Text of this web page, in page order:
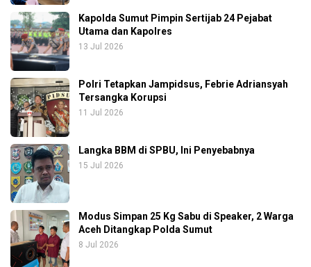
Kapolda Sumut Pimpin Sertijab 24 Pejabat
Utama dan Kapolres
13 Jul 2026
Polri Tetapkan Jampidsus, Febrie Adriansyah
Tersangka Korupsi
11 Jul 2026
Langka BBM di SPBU, Ini Penyebabnya
15 Jul 2026
Modus Simpan 25 Kg Sabu di Speaker, 2 Warga
Aceh Ditangkap Polda Sumut
8 Jul 2026